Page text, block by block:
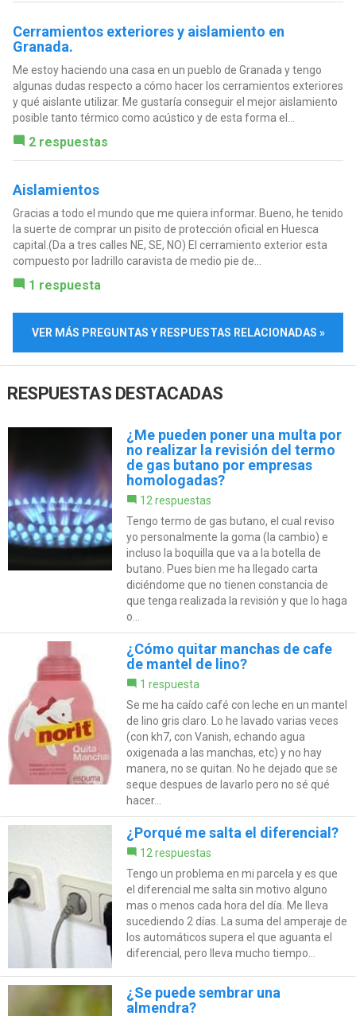
Cerramientos exteriores y aislamiento en
Granada.
Me estoy haciendo una casa en un pueblo de Granada y tengo
algunas dudas respecto a cómo hacer los cerramientos exteriores
y qué aislante utilizar. Me gustaría conseguir el mejor aislamiento
posible tanto térmico como acústico y de esta forma el...
2 respuestas
Aislamientos
Gracias a todo el mundo que me quiera informar. Bueno, he tenido
la suerte de comprar un pisito de protección oficial en Huesca
capital.(Da a tres calles NE, SE, NO) El cerramiento exterior esta
compuesto por ladrillo caravista de medio pie de...
1 respuesta
VER MÁS PREGUNTAS Y RESPUESTAS RELACIONADAS »
RESPUESTAS DESTACADAS
¿Me pueden poner una multa por
no realizar la revisión del termo
de gas butano por empresas
homologadas?
12 respuestas
Tengo termo de gas butano, el cual reviso
yo personalmente la goma (la cambio) e
incluso la boquilla que va a la botella de
butano. Pues bien me ha llegado carta
diciéndome que no tienen constancia de
que tenga realizada la revisión y que lo haga
o...
¿Cómo quitar manchas de cafe
de mantel de lino?
1 respuesta
Se me ha caído café con leche en un mantel
de lino gris claro. Lo he lavado varias veces
(con kh7, con Vanish, echando agua
oxigenada a las manchas, etc) y no hay
manera, no se quitan. No he dejado que se
seque despues de lavarlo pero no sé qué
hacer...
¿Porqué me salta el diferencial?
12 respuestas
Tengo un problema en mi parcela y es que
el diferencial me salta sin motivo alguno
mas o menos cada hora del día. Me lleva
sucediendo 2 días. La suma del amperaje de
los automáticos supera el que aguanta el
diferencial, pero lleva mucho tiempo...
¿Se puede sembrar una
almendra?